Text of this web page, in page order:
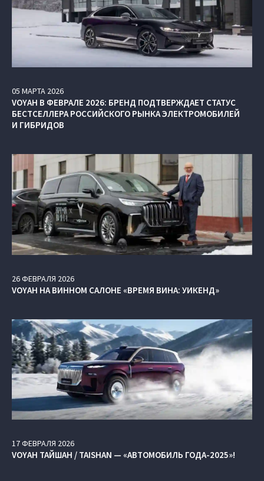
05 МАРТА 2026
VOYAH В ФЕВРАЛЕ 2026: БРЕНД ПОДТВЕРЖДАЕТ СТАТУС
БЕСТСЕЛЛЕРА РОССИЙСКОГО РЫНКА ЭЛЕКТРОМОБИЛЕЙ
И ГИБРИДОВ
26ФЕВРАЛЯ 2026
VOYAH НА ВИННОМ САЛОНЕ «ВРЕМЯ ВИНА: УИКЕНД»
17ФЕВРАЛЯ 2026
VOYAH ТАЙШАН / TAISHAN — «АВТОМОБИЛЬ ГОДА-2025»!